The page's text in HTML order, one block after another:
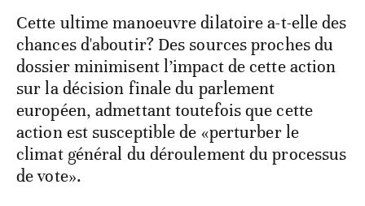
Cette ultime manoeuvre dilatoire a-t-elle des
chances d'aboutir? Des sources proches du
dossier minimisent l’impact de cette action
sur la décision finale du parlement
européen, admettant toutefois que cette
action est susceptible de «perturber le
climat général du déroulement du processus
de vote».